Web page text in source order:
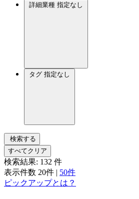
詳細業種 指定なし
タグ 指定なし
検索する
すべてクリア
検索結果: 132 件
表示件数 20件 | 50件
ピックアップとは？